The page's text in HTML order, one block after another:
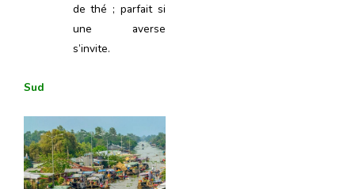
de thé ; parfait si
une averse
s’invite.
Sud